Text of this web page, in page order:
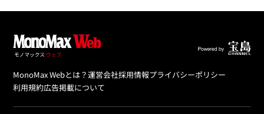
MonoMax Webとは？運営会社採用情報プライバシーポリシー
利用規約広告掲載について